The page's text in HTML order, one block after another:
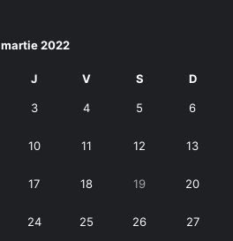
martie 2022
J V S D
3 4 5 6
10 11 12 13
17 18 19 20
24 25 26 27